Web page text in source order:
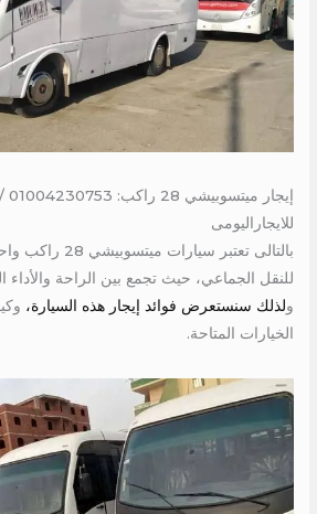
للايجاراليومى
بالتالى تعتبر
للنقل الجماعي، حيث تجمع بين الراحة والأداء
ولذلك سنستعرض فوائد إيجار هذه السيارة،
الخيارات المتاحة.